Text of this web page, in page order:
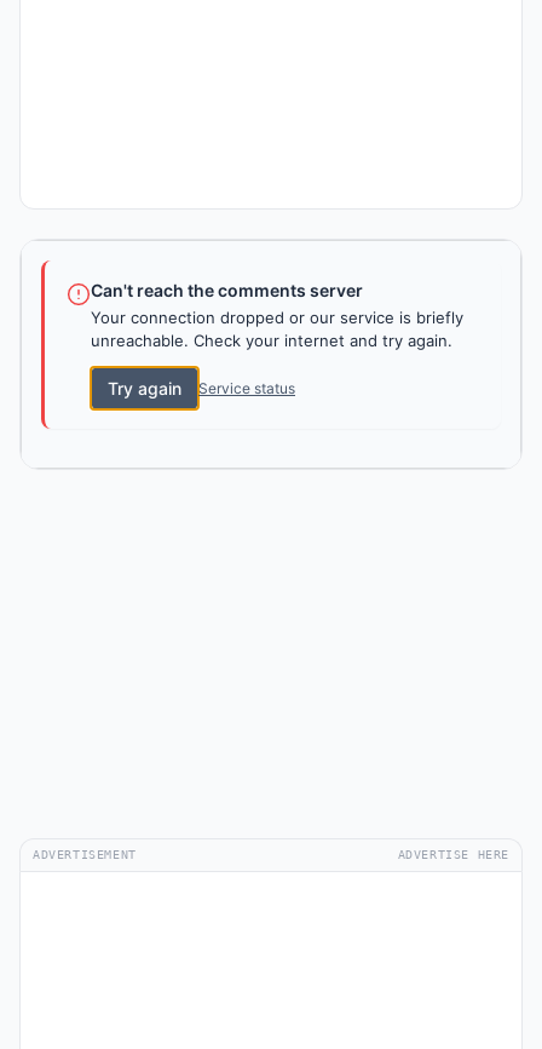
Can't reach the comments server
Your connection dropped or our service is briefly
unreachable. Check your internet and try again.
Try again Service status
ADVERTISEMENT ADVERTISE HERE